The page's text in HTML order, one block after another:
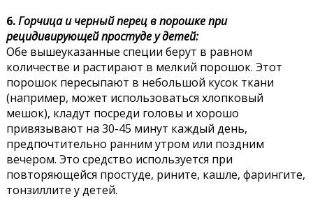
6.Горчица и черный перец в порошке при
рецидивирующей простуде у детей:
Обе вышеуказанные специи берут в равном
количестве и растирают в мелкий порошок. Этот
порошок пересыпают в небольшой кусок ткани
(например, может использоваться хлопковый
мешок), кладут посреди головы и хорошо
привязывают на 30-45 минут каждый день,
предпочтительно ранним утром или поздним
вечером. Это средство используется при
повторяющейся простуде, рините, кашле, фарингите,
тонзиллите у детей.